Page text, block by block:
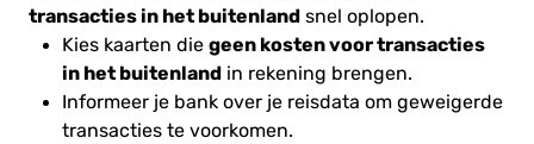
transacties in het buitenland snel oplopen.
Kies kaarten die geen kosten voor transacties
in het buitenland in rekening brengen.
Informeer je bank over je reisdata om geweigerde
transacties te voorkomen.